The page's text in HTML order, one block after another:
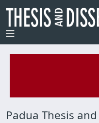
Padua Thesis